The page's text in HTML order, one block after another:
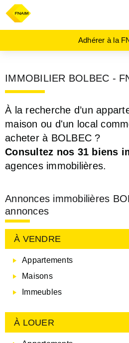
Adhérer à la
IMMOBILIER BOLBEC -
À la recherche d’un
maison ou d'un local
acheter à BOLBEC ?
Consultez nos 31 biens
agences immobilières.
Annonces immobilières
annonces
À VENDRE
Appartements
Maisons
Immeubles
À LOUER